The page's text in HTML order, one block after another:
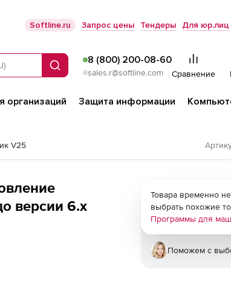
Softline.ru Запрос цены Тендеры Для юр.лиц
Поиск
8 (800) 200-08-60
sales.r@softline.com Сравнение
организаций Защита информации
V25
версии 6.х
Товара временно
выбрать похожие
Программы для
Поможем с